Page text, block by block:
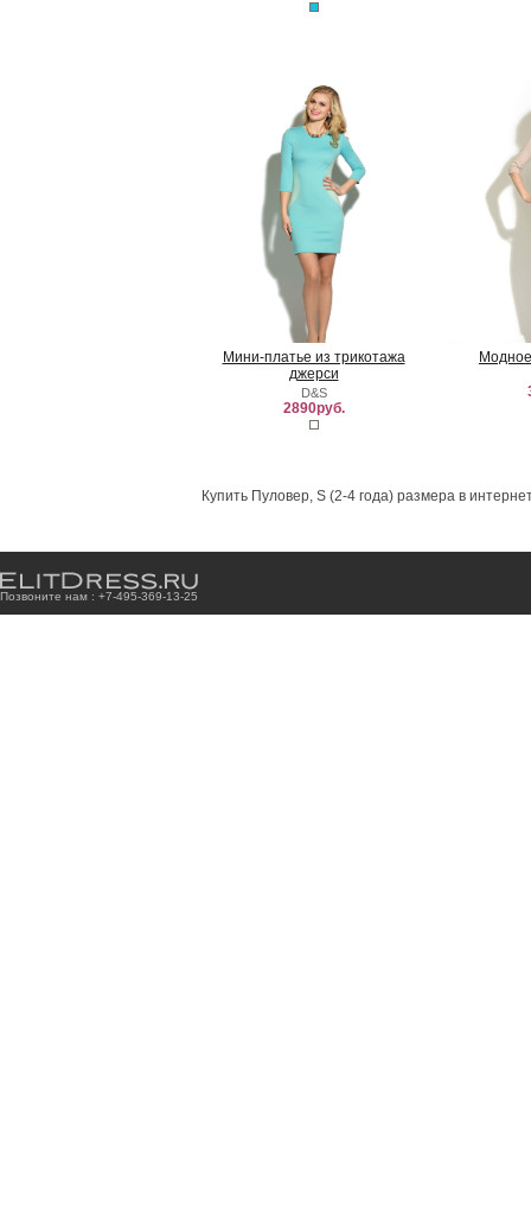
Мини-платье из трикотажа
джерси
D&S
2890руб.
Купить Пуловер, S (2-4 года) размера в
Позвоните нам : +7-495-369-13-25